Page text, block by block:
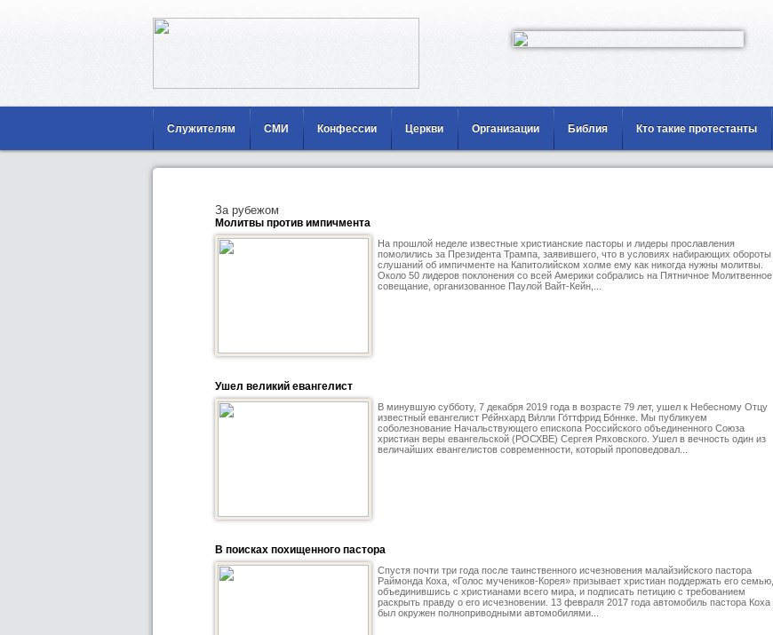
Служителям СМИ Конфессии Церкви Организации Библия Кто такие протестанты
За рубежом
Молитвы против импичмента
На прошлой неделе известные христианские пасторы и лидеры прославления
помолились за Президента Трампа, заявившего, что в условиях набирающих обороты
слушаний об импичменте на Капитолийском холме ему как никогда нужны молитвы.
Около 50 лидеров поклонения со всей Америки собрались на Пятничное Молитвенное
совещание, организованное Паулой Вайт-Кейн,...
Ушел великий евангелист
В минувшую субботу, 7 декабря 2019 года в возрасте 79 лет, ушел к Небесному Отцу
известный евангелист Ре́йнхард Ви́лли Го́ттфрид Бо́ннке. Мы публикуем
соболезнование Начальствующего епископа Российского объединенного Союза
христиан веры евангельской (РОСХВЕ) Сергея Ряховского. Ушел в вечность один из
величайших евангелистов современности, который проповедовал...
В поисках похищенного пастора
Спустя почти три года после таинственного исчезновения малайзийского пастора
Раймонда Коха, «Голос мучеников-Корея» призывает христиан поддержать его семью,
объединившись с христианами всего мира, и подписать петицию с требованием
раскрыть правду о его исчезновении. 13 февраля 2017 года автомобиль пастора Коха
был окружен полноприводными автомобилями...